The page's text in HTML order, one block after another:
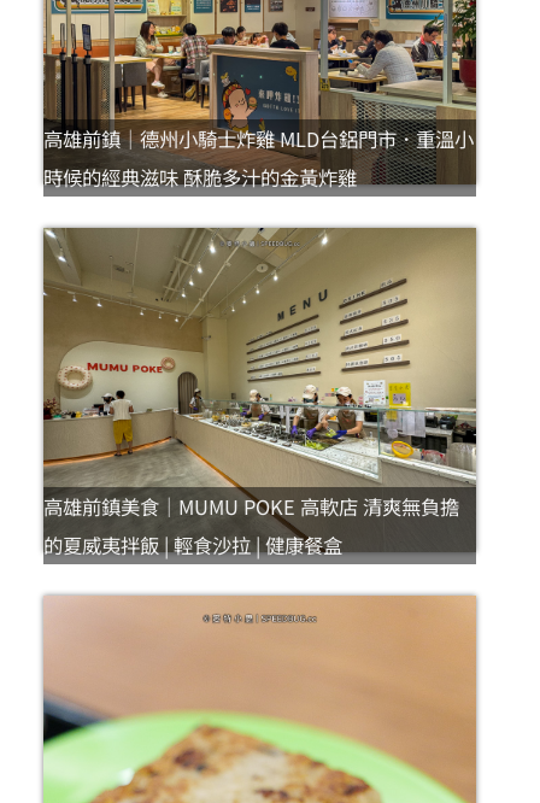
高雄前鎮｜德州小騎士炸雞 MLD台鋁門市．重溫小
時候的經典滋味 酥脆多汁的金黃炸雞
高雄前鎮美食｜MUMU POKE 高軟店 清爽無負擔
的夏威夷拌飯 | 輕食沙拉 | 健康餐盒